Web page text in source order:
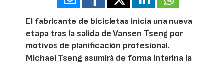
El fabricante de bicicletas inicia una nueva
etapa tras la salida de Vansen Tseng por
motivos de planificación profesional.
Michael Tseng asumirá de forma interina la